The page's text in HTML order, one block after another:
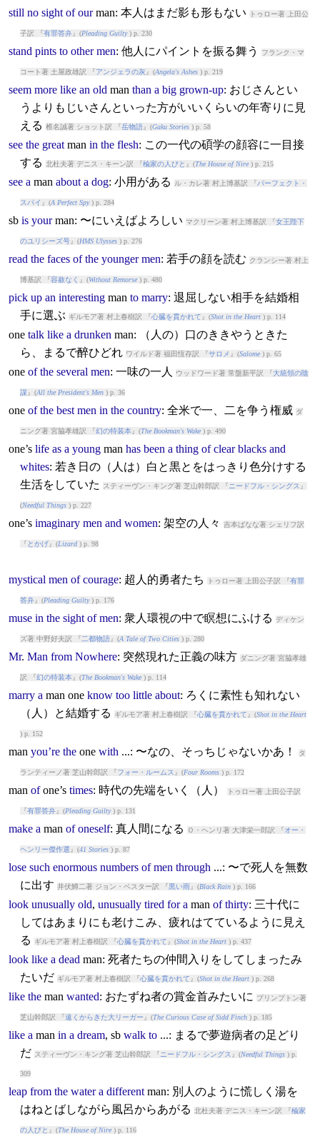
still no sight of our man: 本人はまだ影も形もない トゥロー著 上田公
子訳 『有罪答弁』(Pleading Guilty) p. 230
stand pints to other men: 他人にパイントを振る舞う フランク・マ
コート著 土屋政雄訳 『アンジェラの灰』(Angela's Ashes) p. 219
seem more like an old man than a big grown-up: おじさんとい
うよりもじいさんといった方がいいくらいの年寄りに見
える 椎名誠著 ショット訳 『岳物語』(Gaku Stories) p. 58
see the great man in the flesh: この一代の碩学の顔容に一目接
する 北杜夫著 デニス・キーン訳 『楡家の人びと 』(The House of Nire) p. 215
see a man about a dog: 小用がある ル・カレ著 村上博基訳 『パーフェクト・
スパイ 』(A Perfect Spy) p. 284
sb is your man: 〜にいえばよろしい マクリーン著 村上博基訳 『女王陛下
のユリシーズ号』(HMS Ulysses) p. 276
read the faces of the younger men: 若手の顔を読む クランシー著 村上
博基訳 『容赦なく 』(Without Remorse) p. 480
pick up an interesting man to marry: 退屈しない相手を結婚相
手に選ぶ ギルモア著 村上春樹訳 『心臓を貫かれて 』(Shot in the Heart) p. 114
one talk like a drunken man: （人の）口のききやうときた
ら、まるで醉ひどれ ワイルド著 福田恆存訳 『サロメ 』(Salome) p. 65
one of the several men: 一味の一人 ウッドワード著 常盤新平訳 『大統領の陰
謀』(All the President's Men) p. 36
one of the best men in the country: 全米で一、二を争う権威 ダ
ニング著 宮脇孝雄訳 『幻の特装本』(The Bookman's Wake) p. 490
one’s life as a young man has been a thing of clear blacks and
whites: 若き日の（人は）白と黒とをはっきり色分けする
生活をしていた
スティーヴン・キング著 芝山幹郎訳 『 ニードフル・シングス 』
(Needful Things) p. 227
one’s imaginary men and women: 架空の人々 吉本ばなな著 シェリフ訳
『 とかげ』(Lizard) p. 98
mystical men of courage: 超人的勇者たち トゥロー著 上田公子訳 『有罪
答弁』(Pleading Guilty) p. 176
muse in the sight of men: 衆人環視の中で瞑想にふける ディケン
ズ著 中野好夫訳 『二都物語』(A Tale of Two Cities) p. 280
Mr. Man from Nowhere: 突然現れた正義の味方 ダニング著 宮脇孝雄
訳 『幻の特装本』(The Bookman's Wake) p. 114
marry a man one know too little about: ろくに素性も知れない
（人）と結婚する
ギルモア著 村上春樹訳 『心臓を貫かれて 』(Shot in the Heart
) p. 152
man you’re theone with ...: 〜なの、そっちじゃないかあ！ タ
ランティーノ著 芝山幹郎訳 『フォー・ルームス 』(Four Rooms) p. 172
man ofone’s times: 時代の先端をいく（人） トゥロー著 上田公子訳
『有罪答弁』(Pleading Guilty) p. 131
make a man of oneself: 真人間になる Ｏ・ヘンリ著 大津栄一郎訳 『オー・
ヘンリー傑作選 』(41 Stories) p. 87
lose such enormous numbers of men through ...: 〜で死人を無数
に出す 井伏鱒二著 ジョン・ベスター訳 『黒い雨』(Black Rain) p. 166
look unusually old, unusually tired for a man of thirty: 三十代に
してはあまりにも老けこみ、疲れはてているように見え
る
ギルモア著 村上春樹訳 『心臓を貫かれて 』(Shot in the Heart) p. 437
look like a dead man: 死者たちの仲間入りをしてしまったみ
たいだ ギルモア著 村上春樹訳 『心臓を貫かれて 』(Shot in the Heart) p. 268
like the man wanted: おたずね者の賞金首みたいに プリンプトン著
芝山幹郎訳 『遠くからきた大リーガー 』(The Curious Case of Sidd Finch) p. 185
like a man in a dream, sb walk to...: まるで夢遊病者の足どり
だ スティーヴン・キング著 芝山幹郎訳 『 ニードフル・シングス 』(Needful Things) p.
309
leap from the water a different man: 別人のように慌しく湯を
はねとばしながら風呂からあがる 北杜夫著 デニス・キーン訳 『楡家
の人びと 』(The House of Nire) p. 116